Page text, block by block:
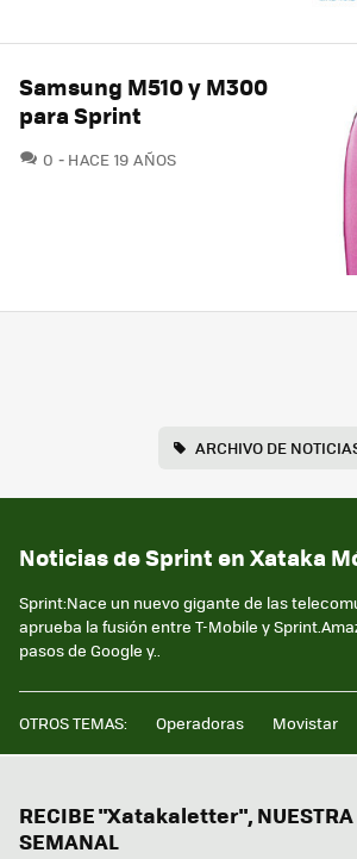
Samsung M510 y M300
para Sprint
0 COMENTARIOS
HACE 19 AÑOS
ARCHIVO DE
Noticias de Sprint en Xataka
Sprint:Nace un nuevo gigante de las
aprueba la fusión entre T-Mobile y
pasos de Google y..
OTROS TEMAS: Operadoras Movistar
RECIBE "Xatakaletter", NUESTRA
SEMANAL